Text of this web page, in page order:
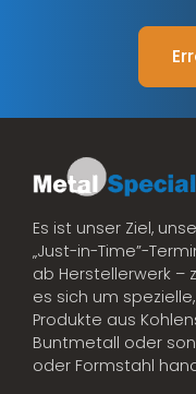
Es ist unser Ziel,
„Just-in-Time”-
ab Herstellerwerk –
es sich um
Produkte aus
Buntmetall oder
oder Formstahl